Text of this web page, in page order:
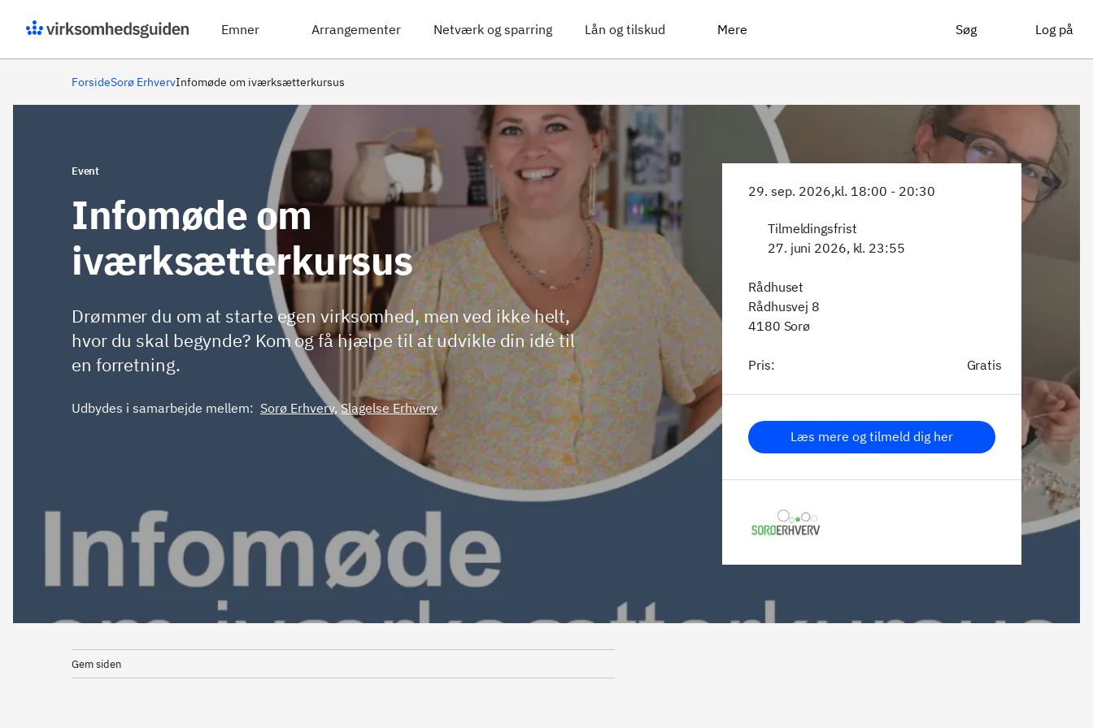
Emner Arrangementer Netværk og sparring Lån og tilskud Mere Søg Log på
ForsideSorø ErhvervInfomøde om iværksætterkursus
Event
Infomøde om
iværksætterkursus
Drømmer du om at starte egen virksomhed, men ved ikke helt,
hvor du skal begynde? Kom og få hjælpe til at udvikle din idé til
en forretning.
Udbydes i samarbejde mellem: Sorø Erhverv, Slagelse Erhverv
29. sep. 2026,kl. 18:00 - 20:30
Tilmeldingsfrist
27. juni 2026, kl. 23:55
Rådhuset
Rådhusvej 8
4180 Sorø
Pris: Gratis
Læs mere og tilmeld dig her
Gem siden